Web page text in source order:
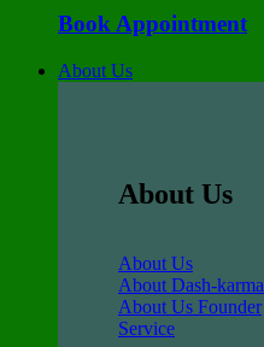
Book Appointment
About Us
About Us
About Us
About Dash-karma
About Us Founder
Service